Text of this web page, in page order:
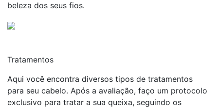
beleza dos seus fios.
Tratamentos
Aqui você encontra diversos tipos de tratamentos
para seu cabelo. Após a avaliação, faço um protocolo
exclusivo para tratar a sua queixa, seguindo os